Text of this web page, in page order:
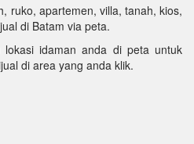
ruko, apartemen, villa, tanah, kios,
di Batam via peta.
idaman anda di peta untuk
di area yang anda klik.